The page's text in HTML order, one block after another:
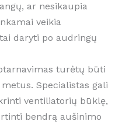
ar nesikaupia
veikia
daryti po audringų
turėtų būti
Specialistas gali
ventiliatorių būklę,
bendrą aušinimo